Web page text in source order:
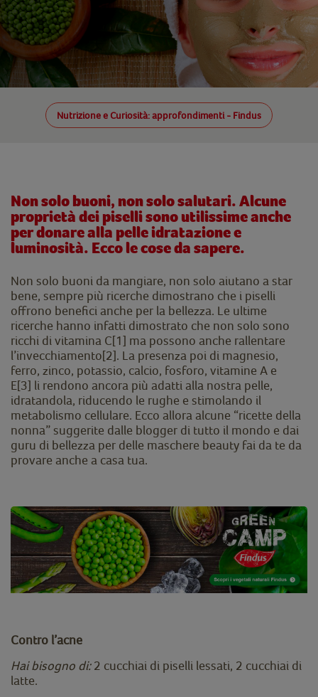
Nutrizione e Curiosità: approfondimenti - Findus
Non solo buoni, non solo salutari. Alcune
proprietà dei piselli sono utilissime anche
per donare alla pelle idratazione e
luminosità. Ecco le cose da sapere.
Non solo buoni da mangiare, non solo aiutano a star
bene, sempre più ricerche dimostrano che i piselli
offrono benefici anche per la bellezza. Le ultime
ricerche hanno infatti dimostrato che non solo sono
ricchi di vitamina C[1] ma possono anche rallentare
l’invecchiamento[2]. La presenza poi di magnesio,
ferro, zinco, potassio, calcio, fosforo, vitamine A e
E[3] li rendono ancora più adatti alla nostra pelle,
idratandola, riducendo le rughe e stimolando il
metabolismo cellulare. Ecco allora alcune “ricette della
nonna” suggerite dalle blogger di tutto il mondo e dai
guru di bellezza per delle maschere beauty fai da te da
provare anche a casa tua.
Contro l’acne
Hai bisogno di:2 cucchiai di piselli lessati, 2 cucchiai di
latte.